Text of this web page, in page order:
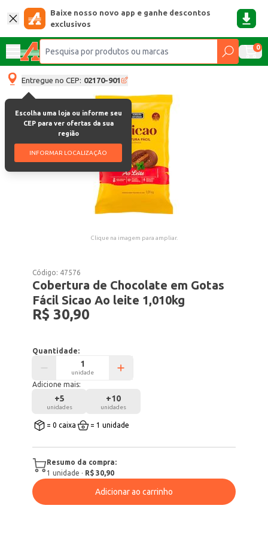
Baixe nosso novo app e ganhe descontos
exclusivos
0
Entregue no CEP: 02170-901
Escolha uma loja ou informe seu
CEP para ver ofertas da sua
região
INFORMAR LOCALIZAÇÃO
Clique na imagem para ampliar.
Código: 47576
Cobertura de Chocolate em Gotas
Fácil Sicao Ao leite 1,010kg
R$ 30,90
Quantidade:
unidade
Adicione mais:
+5
unidades
+10
unidades
= 0 caixa = 1 unidade
Resumo da compra:
1 unidade · R$ 30,90
Adicionar ao carrinho